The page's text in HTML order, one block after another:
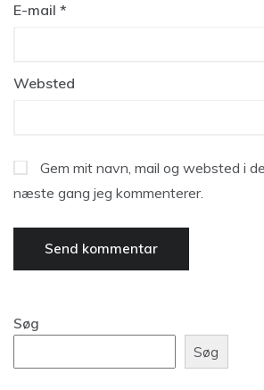
E-mail *
Websted
Gem mit navn, mail og websted i
næste gang jeg kommenterer.
Søg
Søg